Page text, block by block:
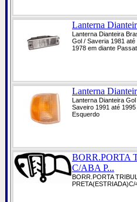
Lanterna
Lanterna Dianteira
Gol / Saveria 1981 até
1978 em diante Passat
Lanterna
Lanterna Dianteira
Saveiro 1991 até
Esquerdo
BORR.PORTA
C/ABA P...
BORR.PORTA
PRETA(ESTRIADA)C/